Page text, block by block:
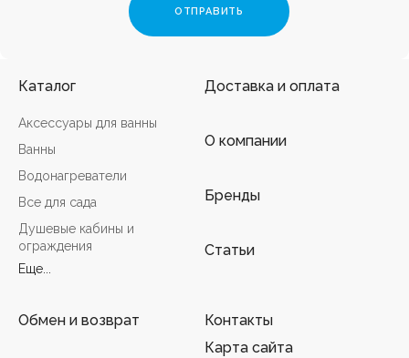
Каталог
Аксессуары для ванны
Ванны
Водонагреватели
Все для сада
Душевые кабины и
ограждения
Еще...
Доставка и оплата
О компании
Бренды
Статьи
Обмен и возврат
Контакты
Карта сайта